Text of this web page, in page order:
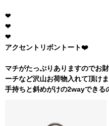
❤︎
❤︎
❤︎
アクセントリボントート❤️
マチがたっぷりありますのでお
ーチなど沢山お荷物入れて頂けま
手持ちと斜めがけの2wayでき